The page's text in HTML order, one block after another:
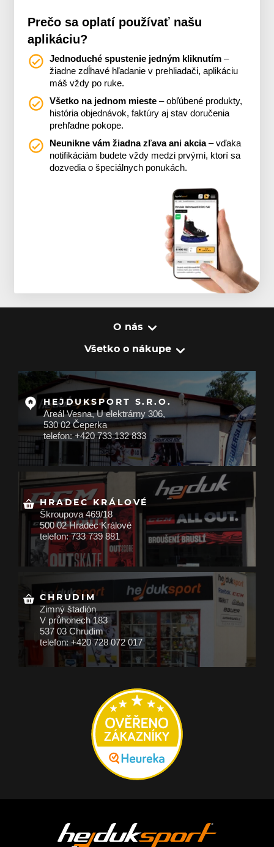
Prečo sa oplatí používať našu
aplikáciu?
Jednoduché spustenie jedným kliknutím –
žiadne zdĺhavé hľadanie v prehliadači, aplikáciu
máš vždy po ruke.
Všetko na jednom mieste – obľúbené produkty,
história objednávok, faktúry aj stav doručenia
prehľadne pokope.
Neunikne vám žiadna zľava ani akcia– vďaka
notifikáciám budete vždy medzi prvými, ktorí sa
dozvedia o špeciálnych ponukách.
O nás
Všetko o nákupe
HEJDUKSPORT S.R.O.
Areál Vesna, U elektrárny 306,
530 02 Čeperka
telefon: +420 733 132 833
HRADEC KRÁLOVÉ
Škroupova 469/18
500 02 Hradec Králové
telefon: 733 739 881
CHRUDIM
Zimný štadión
V průhonech 183
537 03 Chrudim
telefon: +420 728 072 017